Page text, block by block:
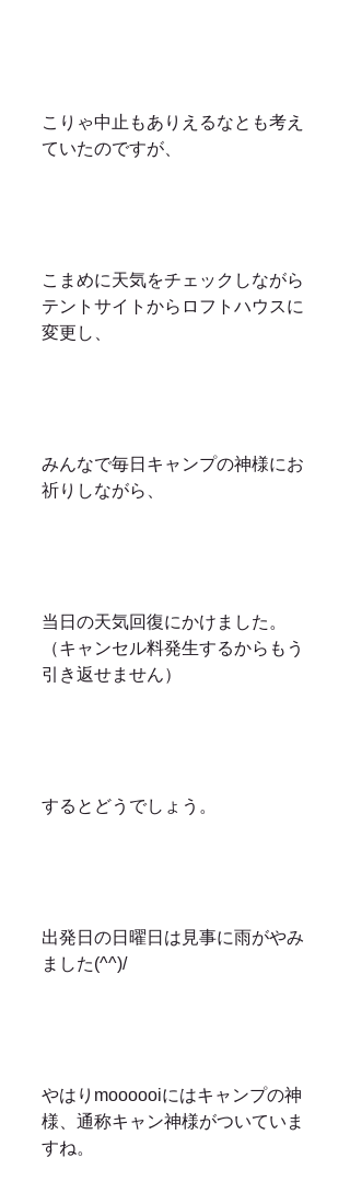
こりゃ中止もありえるなとも考え
ていたのですが、
こまめに天気をチェックしながら
テントサイトからロフトハウスに
変更し、
みんなで毎日キャンプの神様にお
祈りしながら、
当日の天気回復にかけました。
（キャンセル料発生するからもう
引き返せません）
するとどうでしょう。
出発日の日曜日は見事に雨がやみ
ました(^^)/
やはりmoooooiにはキャンプの神
様、通称キャン神様がついていま
すね。